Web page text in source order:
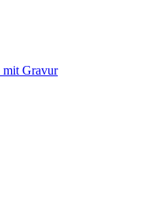
mit Gravur